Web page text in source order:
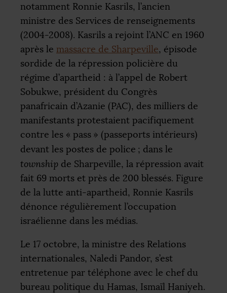
notamment Ronnie Kasrils, l’ancien
ministre des Services de renseignements
(2004-2008). Kasrils a rejoint l’ANC en 1960
après le massacre de Sharpeville, épisode
sordide de la répression policière du
régime d’apartheid : à l’appel de Robert
Sobukwe, président du Congrès
panafricain d’Azanie (PAC), des milliers de
manifestants protestaient pacifiquement
contre les « pass » (passeports intérieurs)
devant les postes de police ; dans le
township de Sharpeville, la répression avait
fait 69 morts et près de 200 blessés. Figure
de la lutte anti-apartheid, Ronnie Kasrils
dénonce régulièrement l’occupation
israélienne dans les médias.
Le 17 octobre, la ministre des Relations
internationales, Naledi Pandor, s’est
entretenue par téléphone avec le chef du
bureau politique du Hamas, Ismaïl Haniyeh.